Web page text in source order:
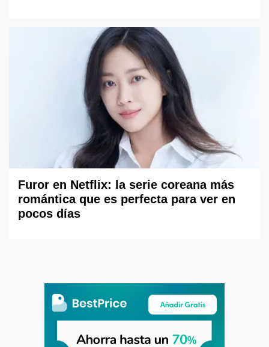
Furor en Netflix: la serie coreana más
romántica que es perfecta para ver en
pocos días